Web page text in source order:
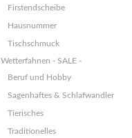
Firstendscheibe
Hausnummer
Tischschmuck
Wetterfahnen - SALE -
Beruf und Hobby
Sagenhaftes & Schlafwandler
Tierisches
Traditionelles